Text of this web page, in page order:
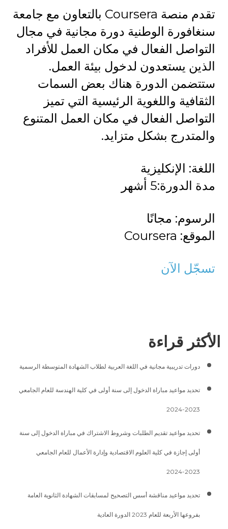
تقدم منصة Coursera بالتعاون مع جامعة
سنغافورة الوطنية دورة مجانية في مجال
التواصل الفعال في مكان العمل للأفراد
الذين يستعدون لدخول بيئة العمل.
ستتضمن الدورة هناك بعض السمات
الثقافية واللغوية الرئيسية التي تميز
التواصل الفعال في مكان العمل المتنوع
والمتدرج بشكل متزايد.
اللغة: الإنكليزية
مدة الدورة:5 أشهر
الرسوم: مجانًا
الموقع: Coursera
تسجّل الآن
الأكثر قراءة
دورات تدريبية مجانية في اللغة العربية لطلاب الشهادة المتوسطة الرسمية
تحديد مواعيد مباراة الدخول إلى سنة أولى في كلية الهندسة للعام الجامعي
2023-2024
تحديد مواعيد تقديم الطلبات وشروط الاشتراك في مباراة الدخول إلى سنة
أولى إجازة في كلية العلوم الاقتصادية وإدارة الأعمال للعام الجامعي
2023-2024
تحديد مواعيد مناقشة أسس التصحيح لمسابقات الشهادة الثانوية العامة
بفروعها الأربعة للعام 2023 الدورة العادية